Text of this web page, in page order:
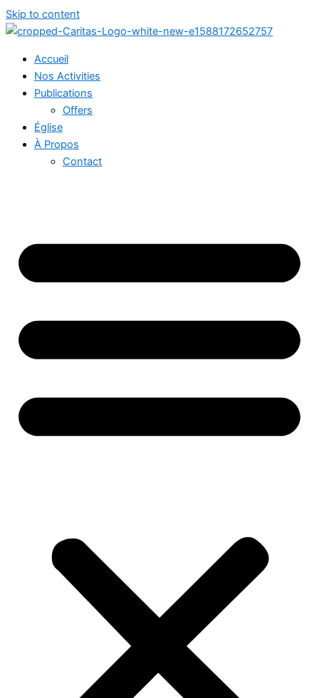
Skip to content
Accueil
Nos Activities
Publications
Offers
Église
À Propos
Contact